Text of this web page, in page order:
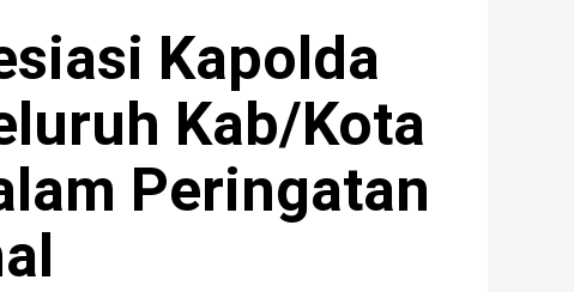
Kapolda
Kab/Kota
Peringatan